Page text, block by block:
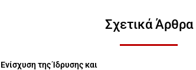
Σχετικά Άρθρα
Ενίσχυση της Ίδρυσης και